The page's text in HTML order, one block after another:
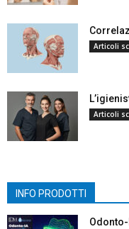
Articoli
Articoli
INFO PRODOTTI